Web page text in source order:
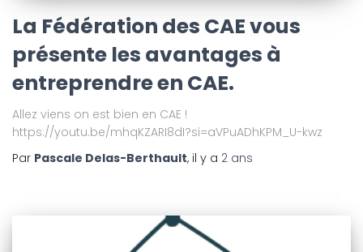
La Fédération des CAE vous
présente les avantages à
entreprendre en CAE.
Allez viens on est bien en CAE !
https://youtu.be/mhqKZARI8dI?si=aVPuADhKPM_U-kwz
Par Pascale Delas-Berthault, il y a 2 ans